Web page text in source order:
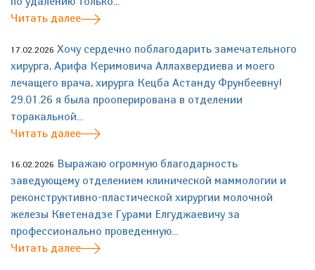
Читать далее
17.02.2026 Хочу сердечно поблагодарить замечательного
хирурга, Арифа Керимовича Аллахвердиева и моего
лечащего врача, хирурга Кецба Астанду Фрунбеевну!
29.01.26 я была прооперирована в отделении
торакальной...
Читать далее
16.02.2026 Выражаю огромную благодарность
заведующему отделением клинической маммологии и
реконструктивно-пластической хирургии молочной
железы Кветенадзе Гурами Елгуджаевичу за
профессионально проведенную...
Читать далее